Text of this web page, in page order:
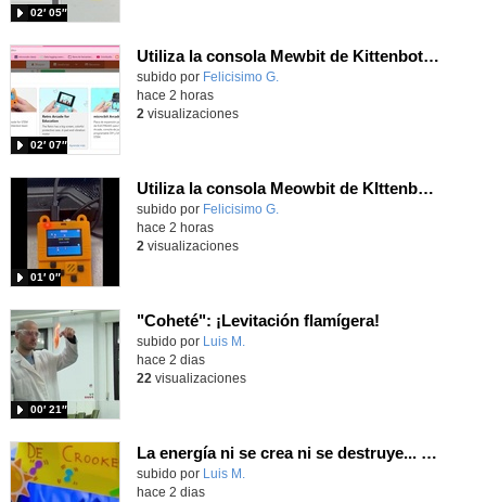
02′ 05″
Utiliza la consola Mewbit de Kittenbot para llevar tus juegos arcade de MakeCode a tu mano
Contenido educativo.
subido por Felicisimo G.
02′ 07″
hace 2 horas
2 visualizaciones
Utiliza la consola Meowbit de KIttenbot para jugar con tus programas MakeCode Arcade
Contenido educativo.
subido por Felicisimo G.
01′ 0″
hace 2 horas
2 visualizaciones
"Coheté": ¡Levitación flamígera!
Contenido educativo.
subido por Luis M.
00′ 21″
hace 2 dias
22 visualizaciones
La energía ni se crea ni se destruye... ¡se experimenta! El Tierno en la Feria Madrid es Ciencia 2026
Contenido educativo.
subido por Luis M.
hace 2 dias